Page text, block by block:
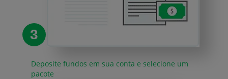
3
Deposite fundos em sua conta e selecione um
pacote